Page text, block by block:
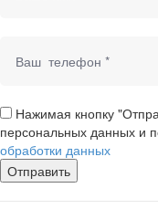
Нажимая кнопку
персональных данных и
обработки данных